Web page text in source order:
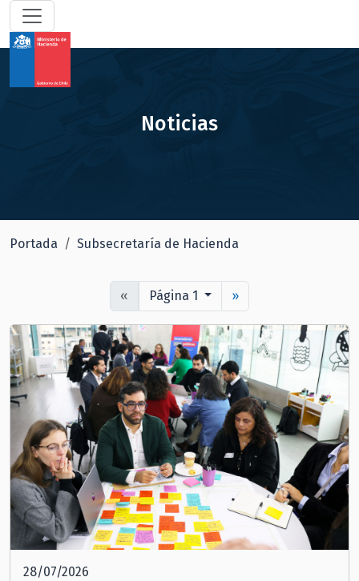
Noticias
Portada Subsecretaría de Hacienda
« Página 1 »
28/07/2026